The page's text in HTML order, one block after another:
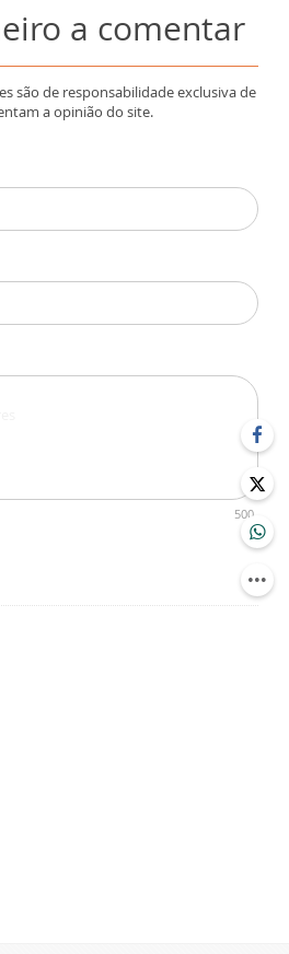
a comentar
são de responsabilidade exclusiva de
a opinião do site.
500